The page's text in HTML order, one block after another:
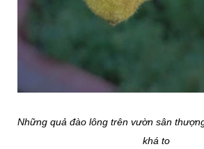
Những quả đào lông trên vườn sân
khá to